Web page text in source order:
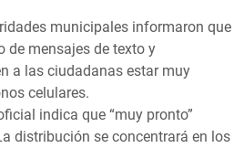
municipales informaron que
de mensajes de texto y
a las ciudadanas estar muy
celulares.
indica que “muy pronto”
distribución se concentrará en los